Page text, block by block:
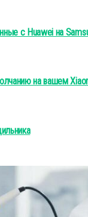
с Huawei на
на вашем